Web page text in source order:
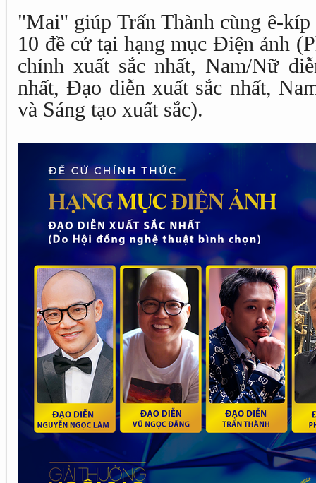
"Mai" giúp Trấn Thành cùng ê-
10 đề cử tại hạng mục Điện ảnh
chính xuất sắc nhất, Nam/Nữ
nhất, Đạo diễn xuất sắc nhất,
và Sáng tạo xuất sắc).